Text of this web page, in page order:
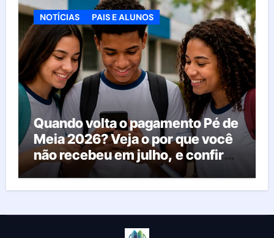
NOTÍCIAS PAIS E ALUNOS
Quando volta o pagamento Pé de
Meia 2026? Veja o por que você
não recebeu em julho, e confira
o calendário oficial